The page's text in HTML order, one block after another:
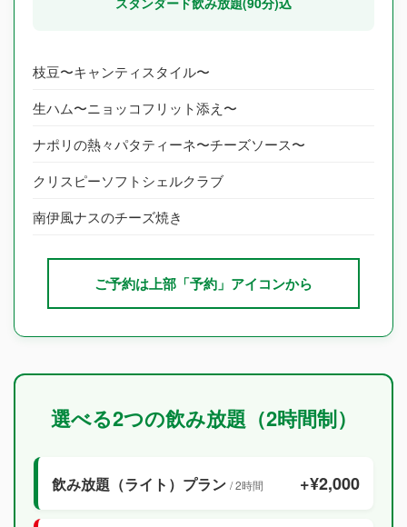
枝豆〜キャンティスタイル〜
生ハム〜ニョッコフリット添え〜
ナポリの熱々パタティーネ〜チーズソース〜
クリスピーソフトシェルクラブ
南伊風ナスのチーズ焼き
ご予約は上部「予約」アイコンから
選べる2つの飲み放題（2時間制）
飲み放題（ライト）プラン / 2時間 +¥2,000